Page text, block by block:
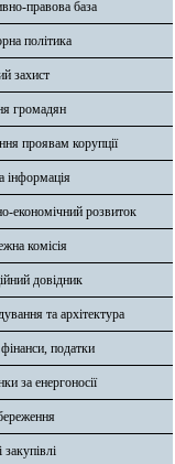
правова база
політика
захист
громадян
проявам корупції
інформація
економічний розвиток
комісія
довідник
та архітектура
податки
за енергоносії